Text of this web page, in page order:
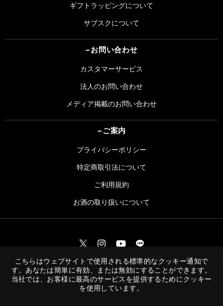
ギフトラッピングについて
サブスクについて
お問い合わせ
カスタマーサービス
法人のお問い合わせ
メディア掲載のお問い合わせ
ご案内
プライバシーポリシー
特定商取引法について
ご利用規約
お酒の取り扱いについて
©︎HARNEY & SONS
こちらはウェブサイトで使用される標準的なクッキー通知で
す。あなたは簡単に有効、または無効にすることができます。
当社では、お客様に最高のサービスを提供するためにクッキー
を使用しています。